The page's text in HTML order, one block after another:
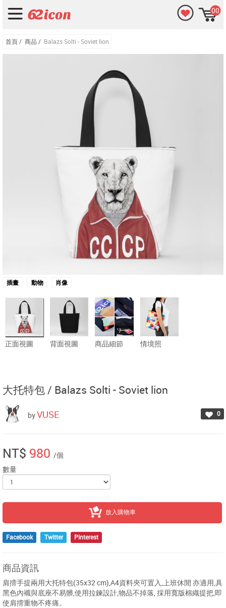
00
首頁/ 商品 / Balazs Solti - Soviet lion
插畫 動物 肖像
正面視圖 背面視圖 商品細節 情境照
大托特包 / Balazs Solti - Soviet lion
0
byVUSE
NT$ 980 /個
數量
放入購物車
Facebook Twitter Pinterest
商品資訊
肩揹手提兩用大托特包(35x32 cm),A4資料夾可置入,上班休閒 亦適用,具
黑色內襯與底座不易髒,使用拉鍊設計,物品不掉落, 採用寬版棉織提把,即
使肩揹重物不疼痛。